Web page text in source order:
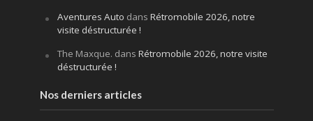
Aventures Auto dans Rétromobile 2026, notre
visite déstructurée !
The Maxque. dans Rétromobile 2026, notre visite
déstructurée !
Nos derniers articles